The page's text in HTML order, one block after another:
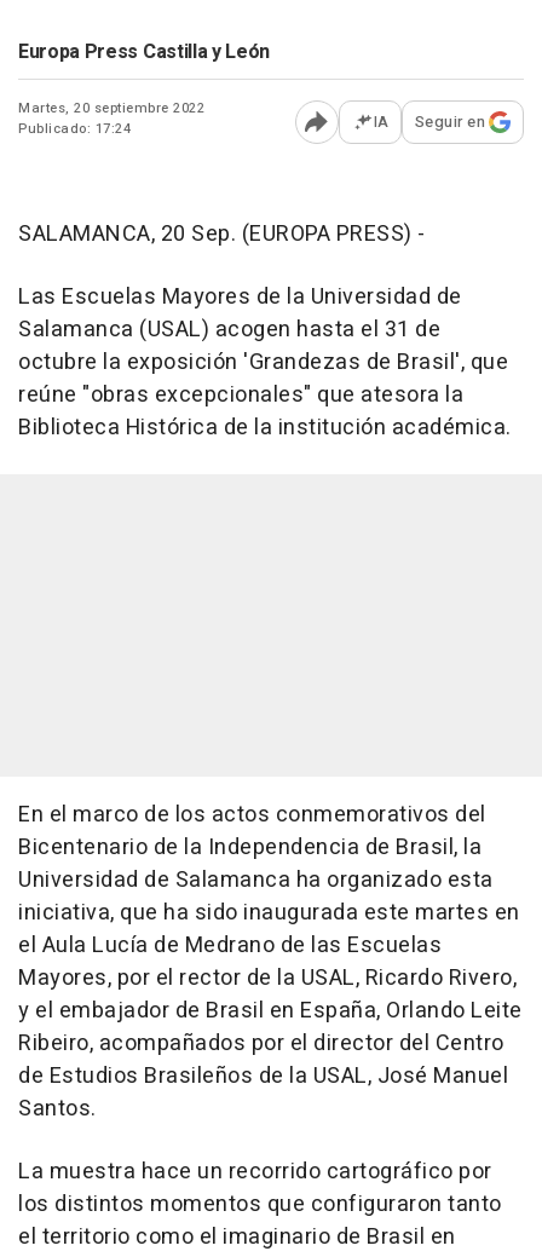
Europa Press Castilla y León
Martes, 20 septiembre 2022
Publicado: 17:24
Abrir opciones para
IA Seguir en
SALAMANCA, 20 Sep. (EUROPA PRESS) -
Las Escuelas Mayores de la Universidad de
Salamanca (USAL) acogen hasta el 31 de
octubre la exposición 'Grandezas de Brasil', que
reúne "obras excepcionales" que atesora la
Biblioteca Histórica de la institución académica.
En el marco de los actos conmemorativos del
Bicentenario de la Independencia de Brasil, la
Universidad de Salamanca ha organizado esta
iniciativa, que ha sido inaugurada este martes en
el Aula Lucía de Medrano de las Escuelas
Mayores, por el rector de la USAL, Ricardo Rivero,
y el embajador de Brasil en España, Orlando Leite
Ribeiro, acompañados por el director del Centro
de Estudios Brasileños de la USAL, José Manuel
Santos.
La muestra hace un recorrido cartográfico por
los distintos momentos que configuraron tanto
el territorio como el imaginario de Brasil en